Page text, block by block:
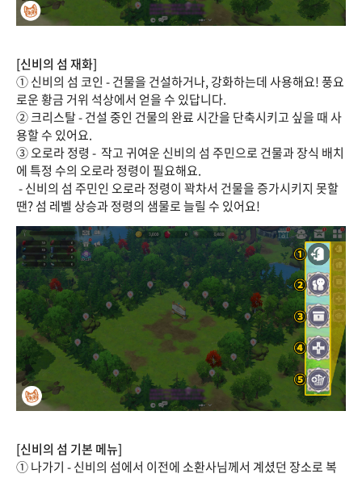
[신비의 섬 재화]
① 신비의 섬 코인 - 건물을 건설하거나, 강화하는데 사용해요! 풍요
로운 황금 거위 석상에서 얻을 수 있답니다.
② 크리스탈 - 건설 중인 건물의 완료 시간을 단축시키고 싶을 때 사
용할 수 있어요.
③ 오로라 정령 - 작고 귀여운 신비의 섬 주민으로 건물과 장식 배치
에 특정 수의 오로라 정령이 필요해요.
- 신비의 섬 주민인 오로라 정령이 꽉차서 건물을 증가시키지 못할
땐? 섬 레벨 상승과 정령의 샘물로 늘릴 수 있어요!
[신비의 섬 기본 메뉴]
① 나가기 - 신비의 섬에서 이전에 소환사님께서 계셨던 장소로 복